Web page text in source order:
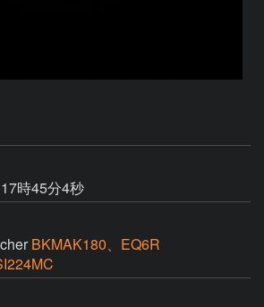
時45分4秒
BKMAK180、EQ6R